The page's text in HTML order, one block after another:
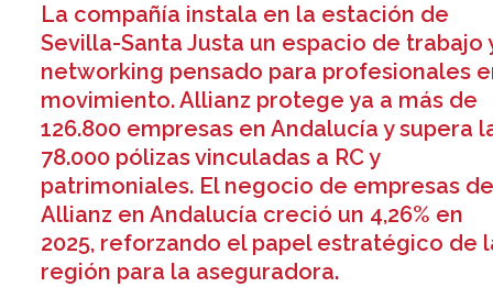
La compañía instala en la estación de
Sevilla-Santa Justa un espacio de trabajo
networking pensado para profesionales
movimiento. Allianz protege ya a más de
126.800 empresas en Andalucía y supera
78.000 pólizas vinculadas a RC y
patrimoniales. El negocio de empresas
Allianz en Andalucía creció un 4,26% en
2025, reforzando el papel estratégico de
región para la aseguradora.